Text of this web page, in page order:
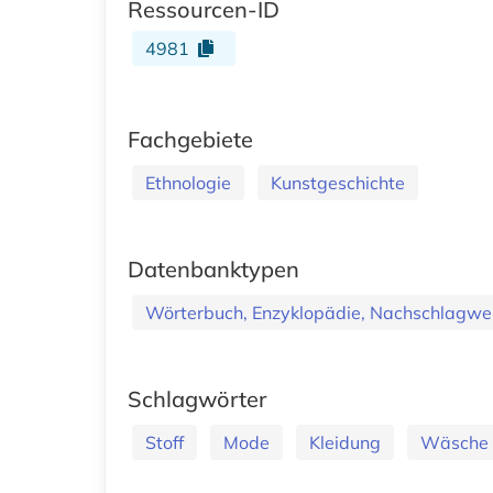
Ressourcen-ID
4981
Fachgebiete
Ethnologie Kunstgeschichte
Datenbanktypen
Wörterbuch, Enzyklopädie,
Schlagwörter
Stoff Mode Kleidung Wäsche